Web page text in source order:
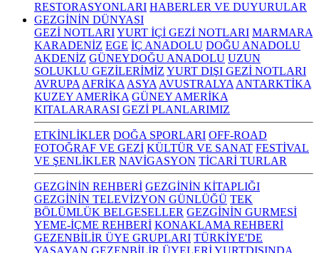
RESTORASYONLARI HABERLER VE DUYURULAR
GEZGİNİN DÜNYASI
GEZİ NOTLARIYURT İÇİ GEZİ NOTLARI MARMARA
KARADENİZ EGE İÇ ANADOLU DOĞU ANADOLU
AKDENİZ GÜNEYDOĞU ANADOLU UZUN
SOLUKLU GEZİLERİMİZ YURT DIŞI GEZİ NOTLARI
AVRUPA AFRİKA ASYA AVUSTRALYA ANTARKTİKA
KUZEY AMERİKA GÜNEY AMERİKA
KITALARARASI GEZİ PLANLARIMIZ
ETKİNLİKLER DOĞA SPORLARI OFF-ROAD
FOTOĞRAF VE GEZİ KÜLTÜR VE SANAT FESTİVAL
VE ŞENLİKLER NAVİGASYON TİCARİ TURLAR
GEZGİNİN REHBERİ GEZGİNİN KİTAPLIĞI
GEZGİNİN TELEVİZYON GÜNLÜĞÜ TEK
BÖLÜMLÜK BELGESELLER GEZGİNİN GURMESİ
YEME-İÇME REHBERİ KONAKLAMA REHBERİ
GEZENBİLİR ÜYE GRUPLARI TÜRKİYE'DE
YAŞAYAN GEZENBİLİR ÜYELERİYURTDIŞINDA